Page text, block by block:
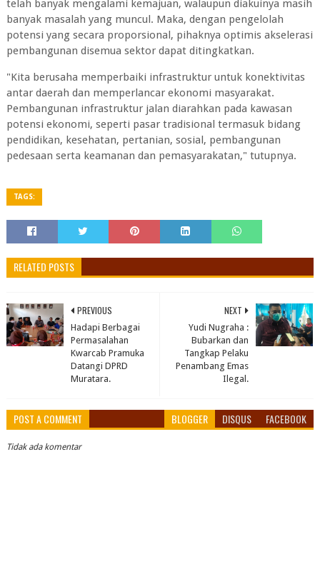
telah banyak mengalami kemajuan, walaupun diakuinya masih
banyak masalah yang muncul. Maka, dengan pengelolah
potensi yang secara proporsional, pihaknya optimis akselerasi
pembangunan disemua sektor dapat ditingkatkan.
"Kita berusaha memperbaiki infrastruktur untuk konektivitas
antar daerah dan memperlancar ekonomi masyarakat.
Pembangunan infrastruktur jalan diarahkan pada kawasan
potensi ekonomi, seperti pasar tradisional termasuk bidang
pendidikan, kesehatan, pertanian, sosial, pembangunan
pedesaan serta keamanan dan pemasyarakatan," tutupnya.
TAGS:
RELATED POSTS
NEXT
Yudi Nugraha :
Bubarkan dan
Tangkap Pelaku
Penambang Emas
Ilegal.
PREVIOUS
Hadapi Berbagai
Permasalahan
Kwarcab Pramuka
Datangi DPRD
Muratara.
POST A COMMENT BLOGGER DISQUS FACEBOOK
Tidak ada komentar